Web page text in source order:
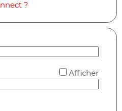
?
Afficher